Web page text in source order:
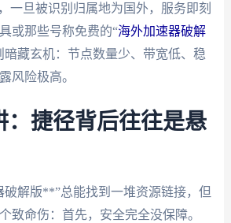
一旦被识别归属地为国外，服务即刻
或那些号称免费的“海外加速器破解
暗藏玄机：节点数量少、带宽低、稳
风险极高。
：捷径背后往往是悬
解版**”总能找到一堆资源链接，但
致命伤：首先，安全完全没保障。